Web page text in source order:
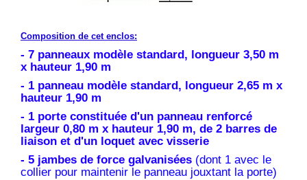
Composition de cet enclos:
- 7 panneaux modèle standard, longueur 3,50 m
x hauteur 1,90 m
- 1 panneau modèle standard, longueur 2,65 m x
hauteur 1,90 m
- 1 porte constituée d'un panneau renforcé
largeur 0,80 m x hauteur 1,90 m, de 2 barres de
liaison et d'un loquet avec visserie
- 5 jambes de force galvanisées (dont 1 avec le
collier pour maintenir le panneau jouxtant la porte)